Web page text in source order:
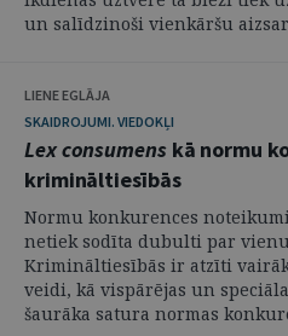
un salīdzinoši vienkāršu
LIENE EGLĀJA
SKAIDROJUMI. VIEDOKĻI
Lex consumenskā normu
krimināltiesībās
Normu konkurences
netiek sodīta dubulti par
Krimināltiesībās ir atzīti
veidi, kā vispārējas un
šaurāka satura normas